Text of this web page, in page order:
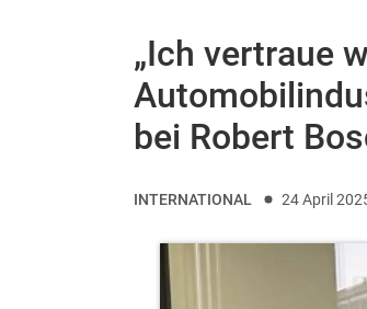
„Ich vertraue
bei Robert
INTERNATIONAL 24 April